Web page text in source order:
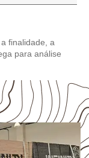
finalidade, a
para análise